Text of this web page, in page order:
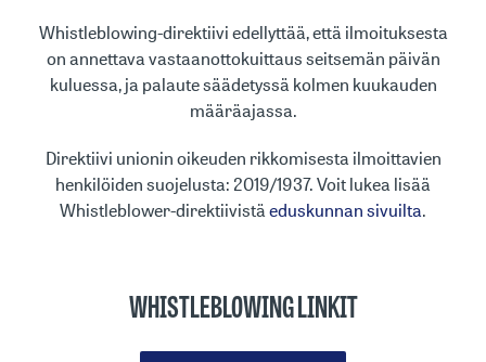
Whistleblowing-direktiivi edellyttää, että ilmoituksesta
on annettava vastaanottokuittaus seitsemän päivän
kuluessa, ja palaute säädetyssä kolmen kuukauden
määräajassa.
Direktiivi unionin oikeuden rikkomisesta ilmoittavien
henkilöiden suojelusta: 2019/1937. Voit lukea lisää
Whistleblower-direktiivistäeduskunnan sivuilta.
WHISTLEBLOWING LINKIT